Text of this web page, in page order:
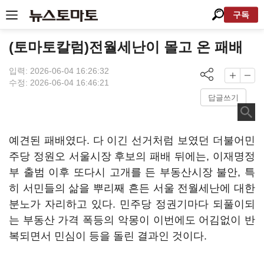
구독
(토마토칼럼)전월세난이 몰고 온 패배
입력: 2026-06-04 16:26:32
수정: 2026-06-04 16:46:21
답글쓰기
예견된 패배였다. 다 이긴 선거처럼 보였던 더불어민
주당 정원오 서울시장 후보의 패배 뒤에는, 이재명정
부 출범 이후 또다시 고개를 든 부동산시장 불안, 특
히 서민들의 삶을 뿌리째 흔든 서울 전월세난에 대한
분노가 자리하고 있다. 민주당 정권기마다 되풀이되
는 부동산 가격 폭등의 악몽이 이번에도 어김없이 반
복되면서 민심이 등을 돌린 결과인 것이다.